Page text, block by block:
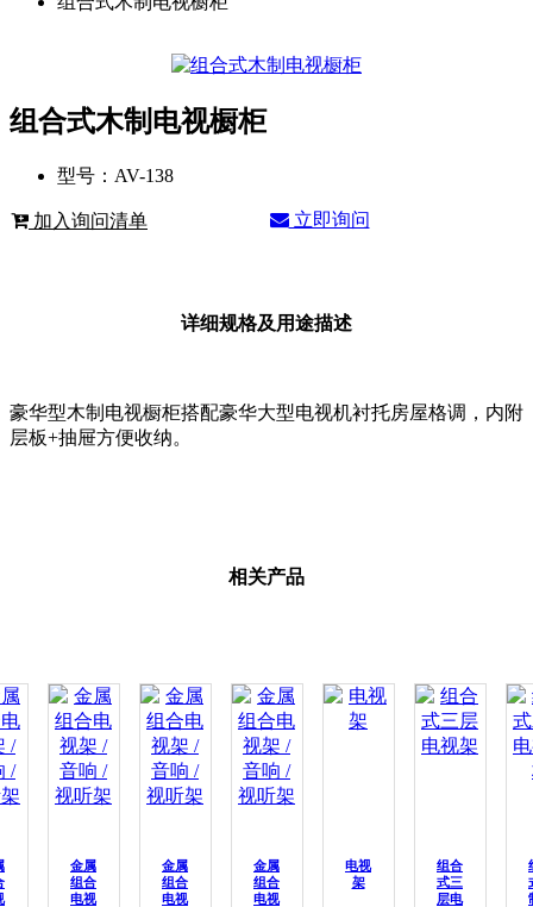
组合式木制电视橱柜
型号： AV-138
加入询问清单 立即询问
详细规格及用途描述
豪华型木制电视橱柜搭配豪华大型电视机衬托房屋格调，内附
层板+抽屉方便收纳。
相关产品
金属
组合
电视
金属
组合
电视
金属
组合
电视
电视
架
组合
式三
层电